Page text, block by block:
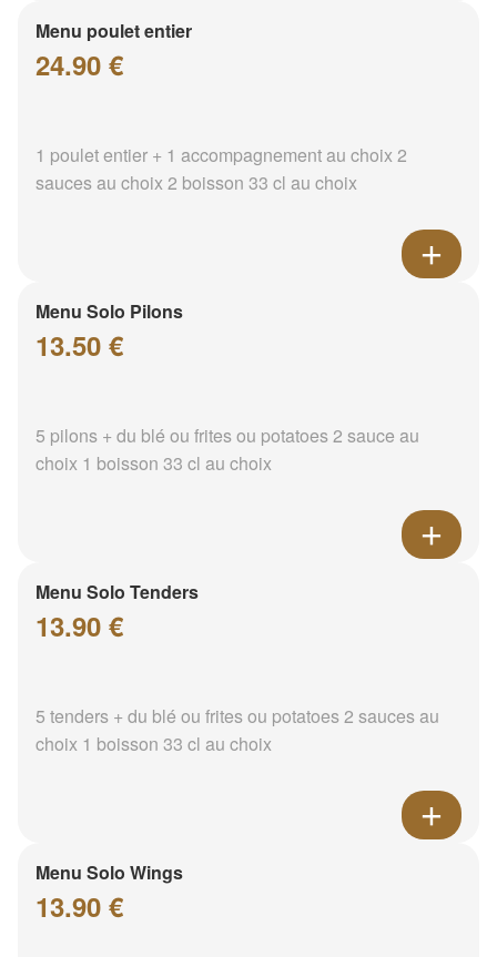
Menu poulet entier
24.90 €
1 poulet entier + 1 accompagnement au choix 2
sauces au choix 2 boisson 33 cl au choix
Menu Solo Pilons
13.50 €
5 pilons + du blé ou frites ou potatoes 2 sauce au
choix 1 boisson 33 cl au choix
Menu Solo Tenders
13.90 €
5 tenders + du blé ou frites ou potatoes 2 sauces au
choix 1 boisson 33 cl au choix
Menu Solo Wings
13.90 €